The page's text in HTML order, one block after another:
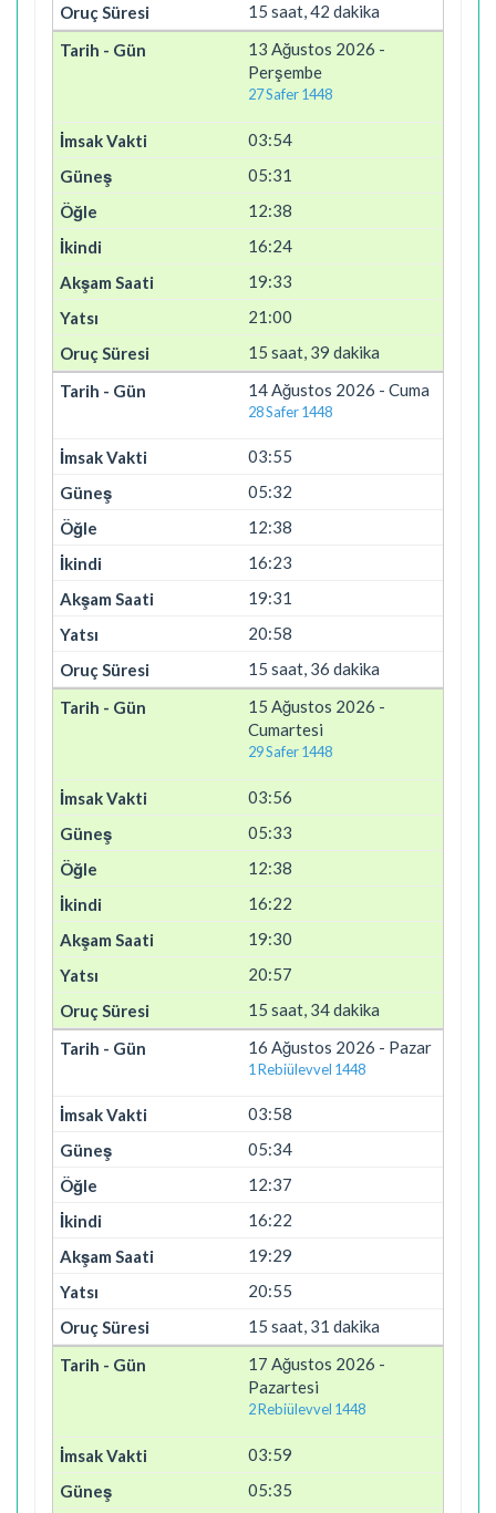
15 saat, 42 dakika
13 Ağustos 2026 -
Perşembe
27 Safer 1448
03:54
05:31
12:38
16:24
19:33
21:00
15 saat, 39 dakika
14 Ağustos 2026 - Cuma
28 Safer 1448
03:55
05:32
12:38
16:23
19:31
20:58
15 saat, 36 dakika
15 Ağustos 2026 -
Cumartesi
29 Safer 1448
03:56
05:33
12:38
16:22
19:30
20:57
15 saat, 34 dakika
16 Ağustos 2026 - Pazar
1 Rebiülevvel 1448
03:58
05:34
12:37
16:22
19:29
20:55
15 saat, 31 dakika
17 Ağustos 2026 -
Pazartesi
2 Rebiülevvel 1448
03:59
05:35